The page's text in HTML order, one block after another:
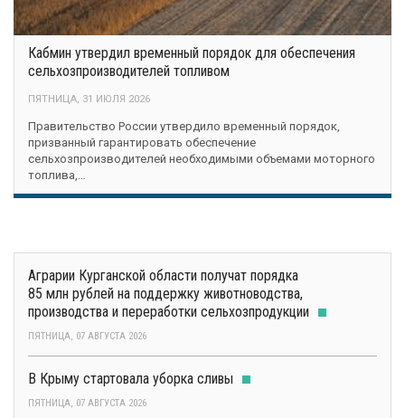
Кабмин утвердил временный порядок для обеспечения
сельхозпроизводителей топливом
ПЯТНИЦА, 31 ИЮЛЯ 2026
Правительство России утвердило временный порядок,
призванный гарантировать обеспечение
сельхозпроизводителей необходимыми объемами моторного
топлива,…
Аграрии Курганской области получат порядка
85 млн рублей на поддержку животноводства,
производства и переработки сельхозпродукции
ПЯТНИЦА, 07 АВГУСТА 2026
В Крыму стартовала уборка сливы
ПЯТНИЦА, 07 АВГУСТА 2026